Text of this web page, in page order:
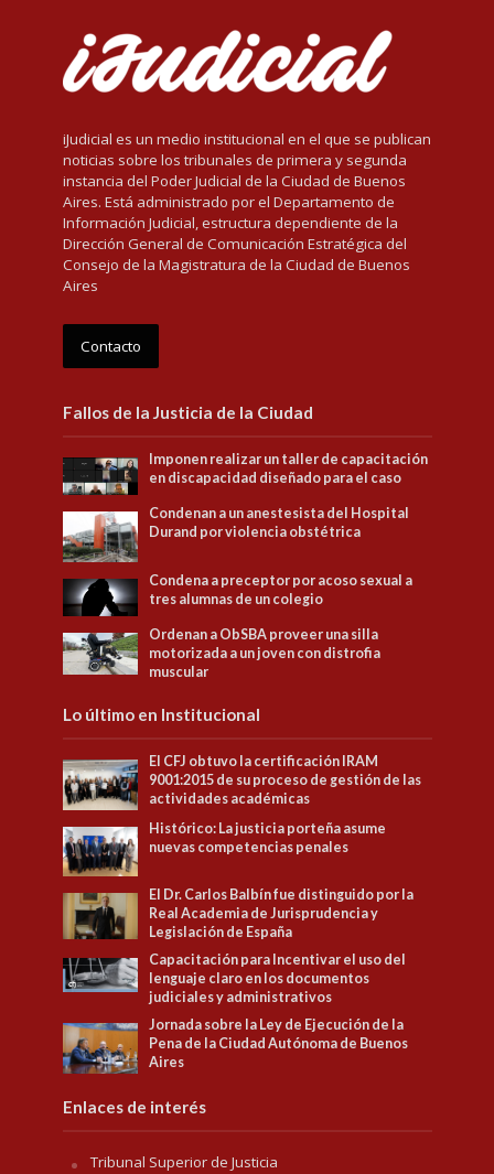
iJudicial es un medio institucional en el que se publican
noticias sobre los tribunales de primera y segunda
instancia del Poder Judicial de la Ciudad de Buenos
Aires. Está administrado por el Departamento de
Información Judicial, estructura dependiente de la
Dirección General de Comunicación Estratégica del
Consejo de la Magistratura de la Ciudad de Buenos
Aires
Contacto
Fallos de la Justicia de la Ciudad
Imponen realizar un taller de capacitación
en discapacidad diseñado para el caso
Condenan a un anestesista del Hospital
Durand por violencia obstétrica
Condena a preceptor por acoso sexual a
tres alumnas de un colegio
Ordenan a ObSBA proveer una silla
motorizada a un joven con distrofia
muscular
Lo último en Institucional
El CFJ obtuvo la certificación IRAM
9001:2015 de su proceso de gestión de las
actividades académicas
Histórico: La justicia porteña asume
nuevas competencias penales
El Dr. Carlos Balbín fue distinguido por la
Real Academia de Jurisprudencia y
Legislación de España
Capacitación para Incentivar el uso del
lenguaje claro en los documentos
judiciales y administrativos
Jornada sobre la Ley de Ejecución de la
Pena de la Ciudad Autónoma de Buenos
Aires
Enlaces de interés
Tribunal Superior de Justicia